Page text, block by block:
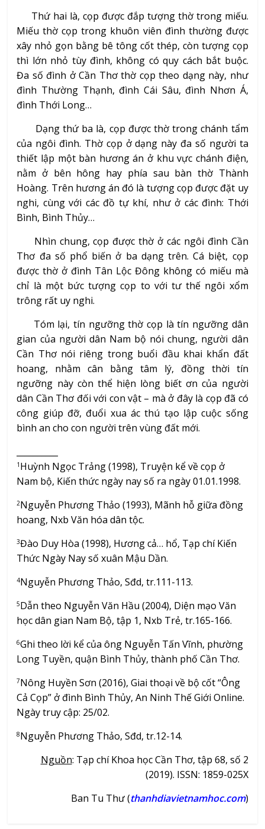
Thứ hai là, cọp được đắp tượng thờ trong miếu.
Miếu thờ cọp trong khuôn viên đình thường được
xây nhỏ gọn bằng bê tông cốt thép, còn tượng cọp
thì lớn nhỏ tùy đình, không có quy cách bắt buộc.
Đa số đình ở Cần Thơ thờ cọp theo dạng này, như
đình Thường Thạnh, đình Cái Sâu, đình Nhơn Á,
đình Thới Long…
Dạng thứ ba là, cọp được thờ trong chánh tẩm
của ngôi đình. Thờ cọp ở dạng này đa số người ta
thiết lập một bàn hương án ở khu vực chánh điện,
nằm ở bên hông hay phía sau bàn thờ Thành
Hoàng. Trên hương án đó là tượng cọp được đặt uy
nghi, cùng với các đồ tự khí, như ở các đình: Thới
Bình, Bình Thủy…
Nhìn chung, cọp được thờ ở các ngôi đình Cần
Thơ đa số phổ biến ở ba dạng trên. Cá biệt, cọp
được thờ ở đình Tân Lộc Đông không có miếu mà
chỉ là một bức tượng cọp to với tư thế ngôi xổm
trông rất uy nghi.
Tóm lại, tín ngưỡng thờ cọp là tín ngưỡng dân
gian của người dân Nam bộ nói chung, người dân
Cần Thơ nói riêng trong buổi đầu khai khẩn đất
hoang, nhằm cân bằng tâm lý, đồng thời tín
ngưỡng này còn thể hiện lòng biết ơn của người
dân Cần Thơ đối với con vật – mà ở đây là cọp đã có
công giúp đỡ, đuổi xua ác thú tạo lập cuộc sống
bình an cho con người trên vùng đất mới.
1 Huỳnh Ngọc Trảng (1998), Truyện kể về cọp ở
Nam bộ, Kiến thức ngày nay số ra ngày 01.01.1998.
2Nguyễn Phương Thảo (1993), Mãnh hỗ giữa đồng
hoang, Nxb Văn hóa dân tộc.
3Đào Duy Hòa (1998), Hương cả… hổ, Tạp chí Kiến
Thức Ngày Nay số xuân Mậu Dần.
4Nguyễn Phương Thảo, Sđd, tr.111-113.
5Dẫn theo Nguyễn Văn Hầu (2004), Diện mạo Văn
học dân gian Nam Bộ, tập 1, Nxb Trẻ, tr.165-166.
6Ghi theo lời kể của ông Nguyễn Tấn Vĩnh, phường
Long Tuyền, quận Bình Thủy, thành phố Cần Thơ.
7Nông Huyền Sơn (2016), Giai thoại về bộ cốt “Ông
Cả Cọp” ở đình Bình Thủy, An Ninh Thế Giới Online.
Ngày truy cập: 25/02.
8Nguyễn Phương Thảo, Sđd, tr.12-14.
Nguồn: Tạp chí Khoa học Cần Thơ, tập 68, số 2
(2019). ISSN: 1859-025X
Ban Tu Thư (thanhdiavietnamhoc.com)